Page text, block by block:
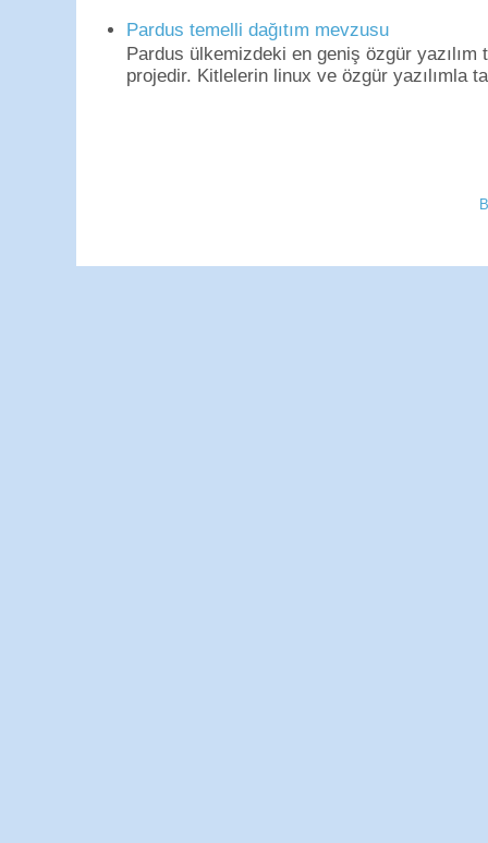
Pardus temelli dağıtım mevzusu
Pardus ülkemizdeki en geniş özgür
projedir. Kitlelerin linux ve özgür yazılımla